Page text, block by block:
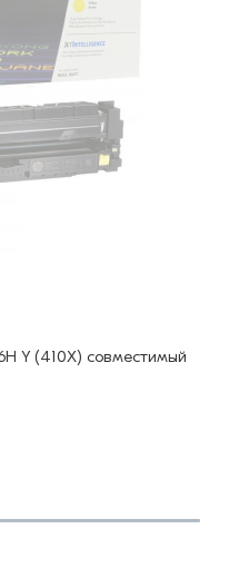
Y (410X) совместимый